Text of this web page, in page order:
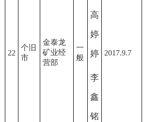
22
个旧
市
金泰龙
矿业经
营部
一
般
高
婷
婷
李
鑫
铭
2017.9.7